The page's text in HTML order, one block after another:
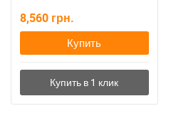
8,560 грн.
Купить